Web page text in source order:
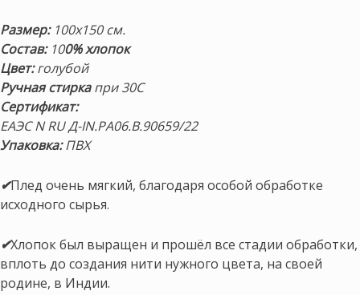
Размер:100х150 см.
Состав:100% хлопок
Цвет:голубой
Ручная стиркапри30С
Сертификат:
ЕАЭС N RU Д-IN.РА06.В.90659/22
Упаковка:ПВХ
✔Плед очень мягкий, благодаря особой обработке
исходного сырья.
✔Хлопок был выращен и прошёл все стадии обработки,
вплоть до создания нити нужного цвета, на своей
родине, в Индии.